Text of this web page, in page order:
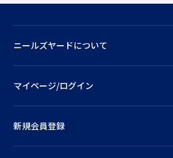
ニールズヤードについて
マイページ/ログイン
新規会員登録